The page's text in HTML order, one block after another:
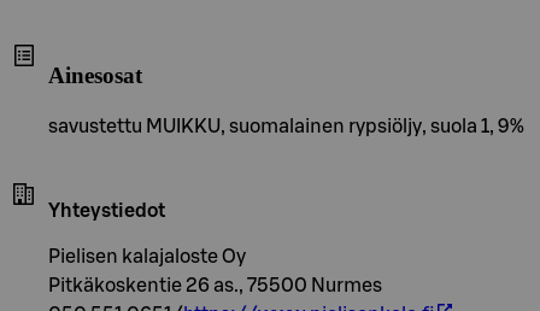
Ainesosat
savustettu MUIKKU, suomalainen rypsiöljy, suola 1, 9%
Yhteystiedot
Pielisen kalajaloste Oy
Pitkäkoskentie 26 as., 75500 Nurmes